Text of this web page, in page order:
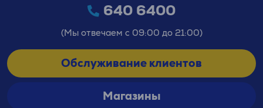
640 6400
(Мы отвечаем с 09:00 до 21:00)
Обслуживание клиентов
Магазины